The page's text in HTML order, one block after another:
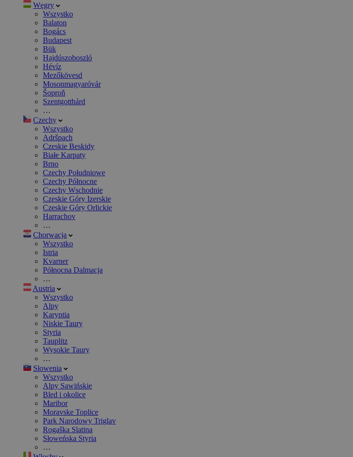
Węgry
Wszystko
Balaton
Bogács
Budapest
Bük
Hajdúszoboszló
Hévíz
Mezőkövesd
Mosonmagyaróvár
Šoproň
Szentgotthárd
…
Czechy
Wszystko
Adršpach
Czeskie Beskidy
Białe Karpaty
Brno
Czechy Południowe
Czechy Północne
Czechy Wschodnie
Czeskie Góry Izerskie
Czeskie Góry Orlickie
Harrachov
…
Chorwacja
Wszystko
Istria
Kvarner
Północna Dalmacja
…
Austria
Wszystko
Alpy
Karyntia
Niskie Taury
Styria
Tauplitz
Wysokie Taury
…
Słowenia
Wszystko
Alpy Sawińskie
Bled i okolice
Maribor
Moravske Toplice
Park Narodowy Triglav
Rogaška Slatina
Słoweńska Styria
…